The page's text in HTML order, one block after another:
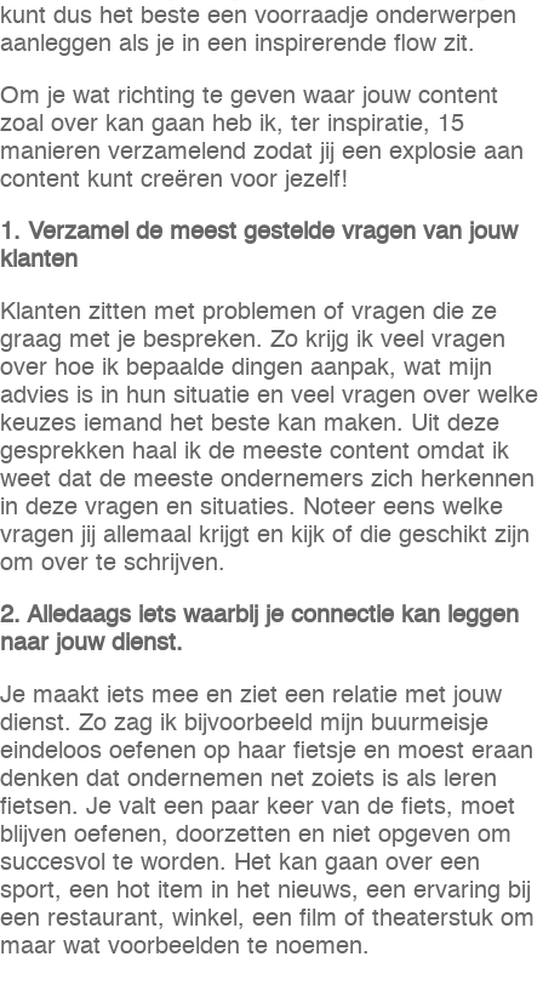
kunt dus het beste een voorraadje onderwerpen
aanleggen als je in een inspirerende flow zit.
Om je wat richting te geven waar jouw content
zoal over kan gaan heb ik, ter inspiratie, 15
manieren verzamelend zodat jij een explosie aan
content kunt creëren voor jezelf!
1. Verzamel de meest gestelde vragen van jouw
klanten
Klanten zitten met problemen of vragen die ze
graag met je bespreken. Zo krijg ik veel vragen
over hoe ik bepaalde dingen aanpak, wat mijn
advies is in hun situatie en veel vragen over welke
keuzes iemand het beste kan maken. Uit deze
gesprekken haal ik de meeste content omdat ik
weet dat de meeste ondernemers zich herkennen
in deze vragen en situaties. Noteer eens welke
vragen jij allemaal krijgt en kijk of die geschikt zijn
om over te schrijven.
2. Alledaags iets waarbij je connectie kan leggen
naar jouw dienst.
Je maakt iets mee en ziet een relatie met jouw
dienst. Zo zag ik bijvoorbeeld mijn buurmeisje
eindeloos oefenen op haar fietsje en moest eraan
denken dat ondernemen net zoiets is als leren
fietsen. Je valt een paar keer van de fiets, moet
blijven oefenen, doorzetten en niet opgeven om
succesvol te worden. Het kan gaan over een
sport, een hot item in het nieuws, een ervaring bij
een restaurant, winkel, een film of theaterstuk om
maar wat voorbeelden te noemen.